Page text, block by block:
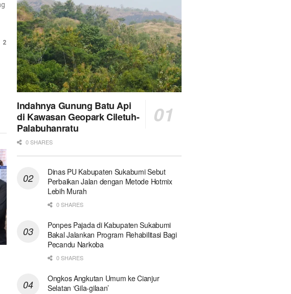
2
Indahnya Gunung Batu Api
di Kawasan Geopark Ciletuh-
Palabuhanratu
0 SHARES
Dinas PU Kabupaten Sukabumi Sebut
Perbaikan Jalan dengan Metode Hotmix
Lebih Murah
0 SHARES
Ponpes Pajada di Kabupaten Sukabumi
Bakal Jalankan Program Rehabilitasi Bagi
Pecandu Narkoba
0 SHARES
Ongkos Angkutan Umum ke Cianjur
Selatan ‘Gila-gilaan’